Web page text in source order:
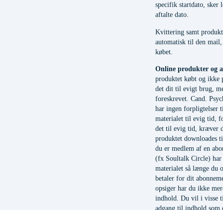
specifik startdato, sker
aftalte dato.
Kvittering samt
automatisk til den
købet.
Online produkter og
produktet købt og ikke
det dit til evigt brug,
foreskrevet. Cand.
har ingen forpligtelser
materialet til evig tid,
det til evig tid, kræver
produktet downloades
du er medlem af en
(fx Soultalk Circle) har
materialet så længe du
betaler for dit
opsiger har du ikke
indhold. Du vil i visse
adgang til indhold som